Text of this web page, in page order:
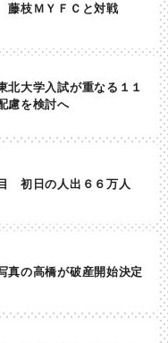
枝ＭＹＦＣと対戦
北大学入試が重なる１１
慮を検討へ
初日の人出６６万人
の高橋が破産開始決定